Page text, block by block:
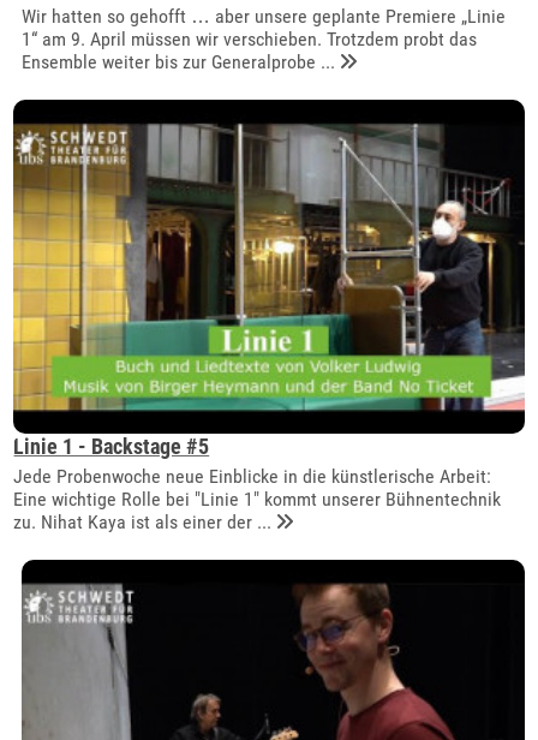
Wir hatten so gehofft … aber unsere geplante Premiere „Linie
1“ am 9. April müssen wir verschieben. Trotzdem probt das
Ensemble weiter bis zur Generalprobe ...
Linie 1 - Backstage #5
Jede Probenwoche neue Einblicke in die künstlerische Arbeit:
Eine wichtige Rolle bei "Linie 1" kommt unserer Bühnentechnik
zu. Nihat Kaya ist als einer der ...